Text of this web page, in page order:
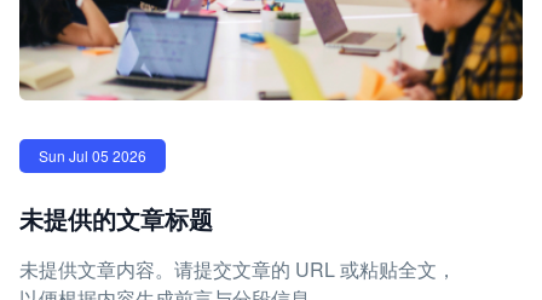
Sun Jul 05 2026
未提供的文章标题
未提供文章内容。请提交文章的 URL 或粘贴全文，